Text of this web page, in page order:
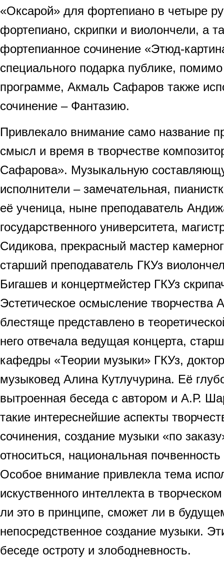
«Оксарой» для фортепиано в четыре
фортепиано, скрипки и виолончели, а
фортепианное сочинение «Этюд-
специального подарка публике,
программе, Акмаль Сафаров также
сочинение – Фантазию.
Привлекало внимание само название
смысл и время в творчестве
Сафарова». Музыкальную
исполнители – замечательная,
её ученица, ныне преподаватель
государственного университета,
Сидикова, прекрасный мастер
старший преподаватель ГКУз
Бигашев и концертмейстер ГКУз
Эстетическое осмысление
блестяще представлено в
него отвечала ведущая концерта,
кафедры «Теории музыки» ГКУз,
музыковед Алина Кутлучурина. Её
вытроенная беседа с автором и А.Р.
такие интереснейшие аспекты
сочинения, создание музыки «по
относиться, национальная
Особое внимание привлекла тема
искуственного интеллекта в
ли это в принципе, сможет ли в
непосредственное создание музыки.
беседе остроту и злободневность.